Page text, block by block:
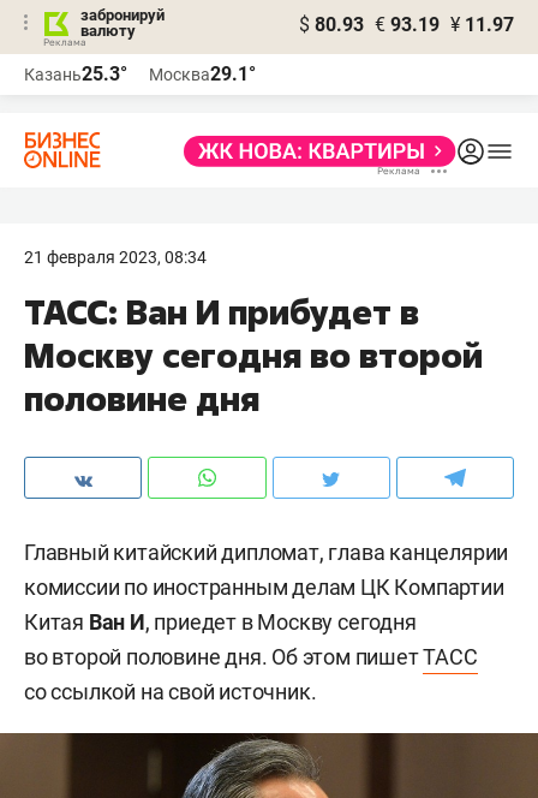
забронируй
валюту
$ 80.93 € 93.19 ¥ 11.97
Казань25.3° Москва29.1°
21 февраля 2023, 08:34
ТАСС: Ван И прибудет в
Москву сегодня во второй
половине дня
Главный китайский дипломат, глава канцелярии
комиссии по иностранным делам ЦК Компартии
Китая Ван И, приедет в Москву сегодня
во второй половине дня. Об этом пишетТАСС
со ссылкой на свой источник.